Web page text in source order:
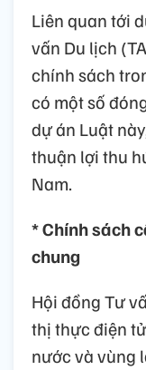
Liên quan tới
vấn Du lịch
chính sách
có một số
dự án Luật
thuận lợi thu
Nam.
* Chính sách
chung
Hội đồng Tư
thị thực điện
nước và vùng